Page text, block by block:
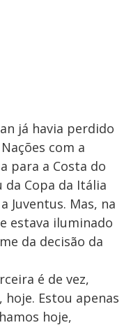
já havia perdido
com a
para a Costa do
Copa da Itália
Juventus. Mas, na
estava iluminado
da decisão da
é de vez,
Estou apenas
hoje,